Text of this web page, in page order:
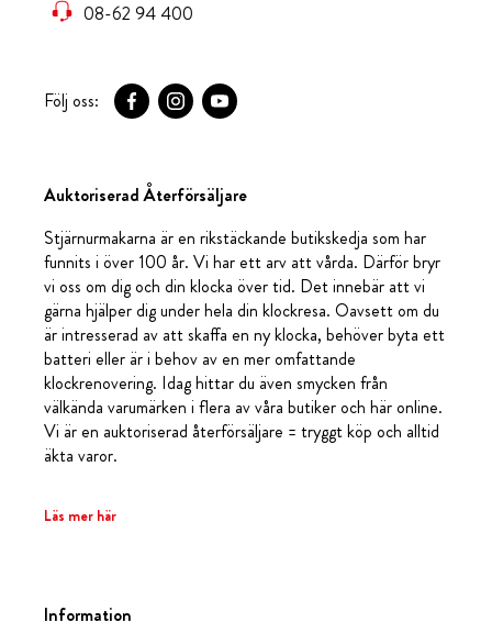
08-62 94 400
Följ oss:
Auktoriserad Återförsäljare
Stjärnurmakarna är en rikstäckande butikskedja som har
funnits i över 100 år. Vi har ett arv att vårda. Därför bryr
vi oss om dig och din klocka över tid. Det innebär att vi
gärna hjälper dig under hela din klockresa. Oavsett om du
är intresserad av att skaffa en ny klocka, behöver byta ett
batteri eller är i behov av en mer omfattande
klockrenovering. Idag hittar du även smycken från
välkända varumärken i flera av våra butiker och här online.
Vi är en auktoriserad återförsäljare = tryggt köp och alltid
äkta varor.
Läs mer här
Information